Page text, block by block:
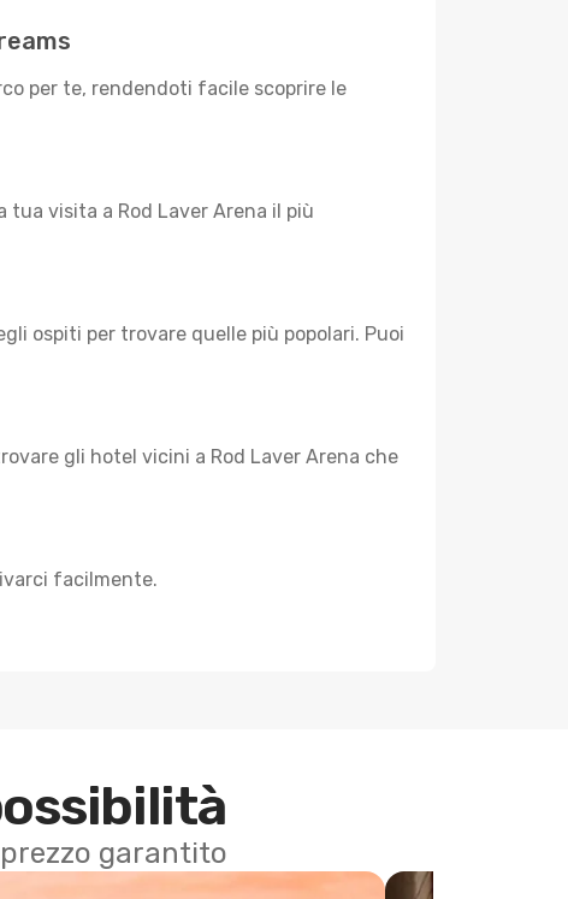
per te, rendendoti facile scoprire le
visita a Rod Laver Arena il più
ospiti per trovare quelle più popolari. Puoi
gli hotel vicini a Rod Laver Arena che
facilmente.
garantito